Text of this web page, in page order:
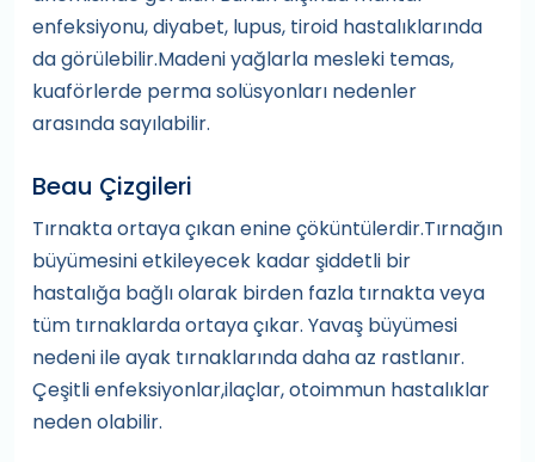
enfeksiyonu, diyabet, lupus, tiroid hastalıklarında
da görülebilir.Madeni yağlarla mesleki temas,
kuaförlerde perma solüsyonları nedenler
arasında sayılabilir.
Beau Çizgileri
Tırnakta ortaya çıkan enine çöküntülerdir.Tırnağın
büyümesini etkileyecek kadar şiddetli bir
hastalığa bağlı olarak birden fazla tırnakta veya
tüm tırnaklarda ortaya çıkar. Yavaş büyümesi
nedeni ile ayak tırnaklarında daha az rastlanır.
Çeşitli enfeksiyonlar,ilaçlar, otoimmun hastalıklar
neden olabilir.